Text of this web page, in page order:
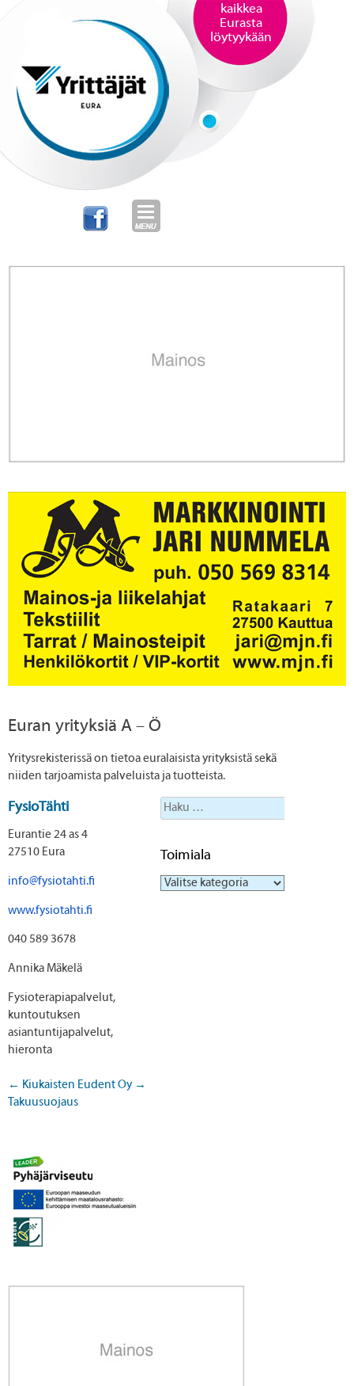
kaikkea
Eurasta
löytyykään
Euran yrityksiä A – Ö
Yritysrekisterissä on tietoa euralaisista yrityksistä sekä
niiden tarjoamista palveluista ja tuotteista.
Haku:
Toimiala
Toimiala
FysioTähti
Eurantie 24 as 4
27510 Eura
info@fysiotahti.fi
www.fysiotahti.fi
040 589 3678
Annika Mäkelä
Fysioterapiapalvelut,
kuntoutuksen
asiantuntijapalvelut,
hieronta
Post navigation
← Kiukaisten
Takuusuojaus
Eudent Oy →